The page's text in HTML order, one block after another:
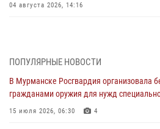
04 августа 2026, 14:16
04 августа 2026, 08:54
Морской отряд Северо - Западного
лет со дня образования
03 августа 2026, 12:23
ПОПУЛЯРНЫЕ НОВОСТИ
В Мурманске Росгвардия организовала
гражданами оружия для нужд
15 июля 2026, 06:30 4